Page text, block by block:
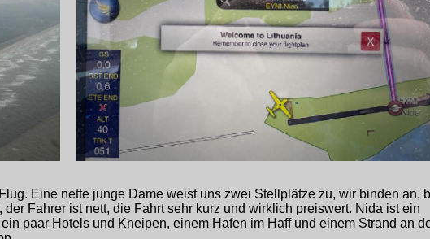
Eine nette junge Dame weist uns zwei Stellplätze zu, wir binden an,
Fahrer ist nett, die Fahrt sehr kurz und wirklich preiswert. Nida ist ein
paar Hotels und Kneipen, einem Hafen im Haff und einem Strand an